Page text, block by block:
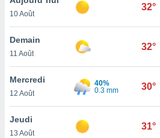
et
»,
au
vous
qu'ils
ou
10 Août
32°
Demain
11 Août
32°
Mercredi
12 Août
40%
0.3 mm
30°
Jeudi
13 Août
31°